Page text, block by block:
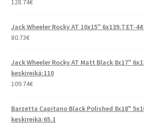
128.74€
Jack Wheeler Rocky AT 10x15" 6x139.7 ET-
80.73€
Jack Wheeler Rocky AT Matt Black 8x17"
keskireikä:110
109.74€
Barzetta Capitano Black Polished 8x18"
keskireikä:65.1